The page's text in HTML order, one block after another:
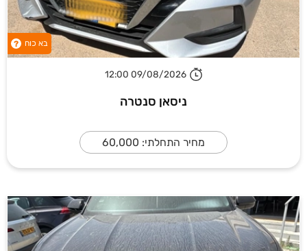
בא כוח ?
09/08/2026 12:00
ניסאן סנטרה
מחיר התחלתי: 60,000